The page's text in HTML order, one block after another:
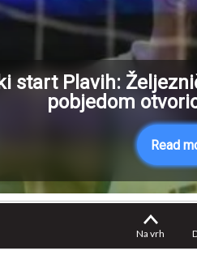
start Plavih:
pobjedom
Read
Na vrh